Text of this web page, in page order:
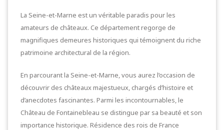
La Seine-et-Marne est un véritable paradis pour les
amateurs de châteaux. Ce département regorge de
magnifiques demeures historiques qui témoignent du riche
patrimoine architectural de la région.
En parcourant la Seine-et-Marne, vous aurez l’occasion de
découvrir des châteaux majestueux, chargés d’histoire et
d’anecdotes fascinantes. Parmi les incontournables, le
Château de Fontainebleau se distingue par sa beauté et son
importance historique. Résidence des rois de France